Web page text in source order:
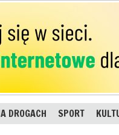
DROGACH SPORT